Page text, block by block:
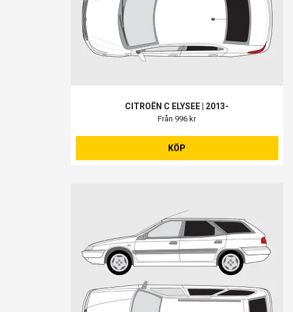
CITROËN C ELYSEE | 2013-
Från 996 kr
KÖP